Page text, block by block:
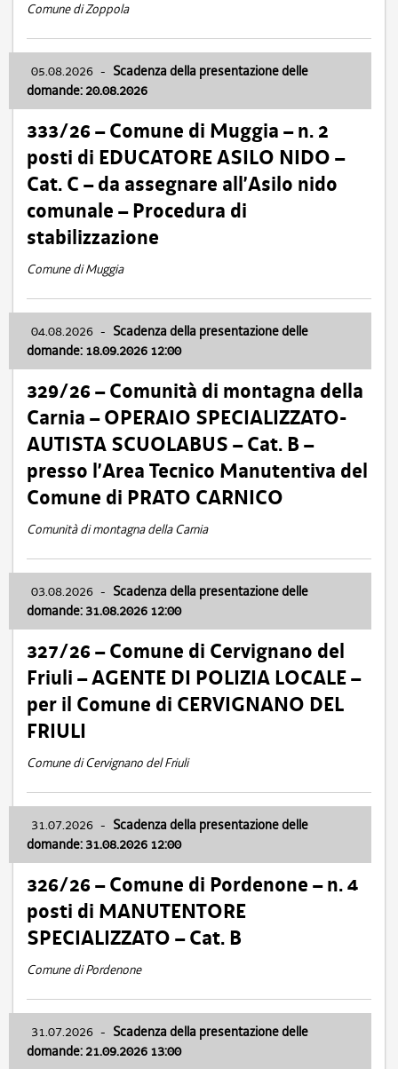
Comune di Zoppola
05.08.2026 - Scadenza della presentazione delle
domande: 20.08.2026
333/26 – Comune di Muggia – n. 2
posti di EDUCATORE ASILO NIDO –
Cat. C – da assegnare all’Asilo nido
comunale – Procedura di
stabilizzazione
Comune di Muggia
04.08.2026 - Scadenza della presentazione delle
domande: 18.09.2026 12:00
329/26 – Comunità di montagna della
Carnia – OPERAIO SPECIALIZZATO-
AUTISTA SCUOLABUS – Cat. B –
presso l’Area Tecnico Manutentiva del
Comune di PRATO CARNICO
Comunità di montagna della Carnia
03.08.2026 - Scadenza della presentazione delle
domande: 31.08.2026 12:00
327/26 – Comune di Cervignano del
Friuli – AGENTE DI POLIZIA LOCALE –
per il Comune di CERVIGNANO DEL
FRIULI
Comune di Cervignano del Friuli
31.07.2026 - Scadenza della presentazione delle
domande: 31.08.2026 12:00
326/26 – Comune di Pordenone – n. 4
posti di MANUTENTORE
SPECIALIZZATO – Cat. B
Comune di Pordenone
31.07.2026 - Scadenza della presentazione delle
domande: 21.09.2026 13:00